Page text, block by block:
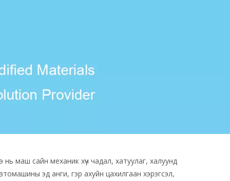
маш сайн механик хүч чадал, хатуулаг, халуунд
эд анги, гэр ахуйн цахилгаан хэрэгсэл,